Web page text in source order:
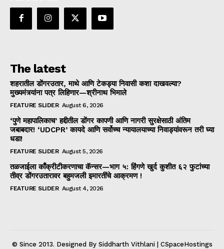
The latest
शहरातील डोंगरउतार, माथे आणि टेकड्या निवासी कशा दाखवल्या?
मुख्यमंत्र्यांना पत्र लिहिणार—श्रीनाथ भिमाले
FEATURE SLIDER August 6, 2026
‘पुणे महापालिकाच’ हद्दीतील डोंगर कापणी आणि नागरी सुरक्षेसाठी अंतिम
जबाबदार! ‘UDCPR’ कायदे आणि सर्वोच्च न्यायालयाच्या निवाड्यांवरून तरी घ्या
धडा!
FEATURE SLIDER August 5, 2026
तळजाईला काँक्रीटीकरणाचा कॅन्सर—भाग ५: हिंगणे खुर्द कुशीत ६२ फुटांच्या
तीव्र डोंगरउतारावर बहुमजली इमारतींचे आक्रमण !
FEATURE SLIDER August 4, 2026
© Since 2013. Designed By Siddharth Vithlani | CSpaceHostings